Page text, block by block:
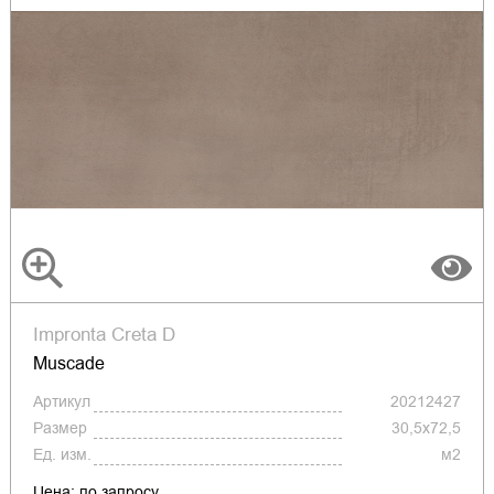
Impronta Creta D
Muscade
Артикул
20212427
Размер
30,5x72,5
Ед. изм.
м2